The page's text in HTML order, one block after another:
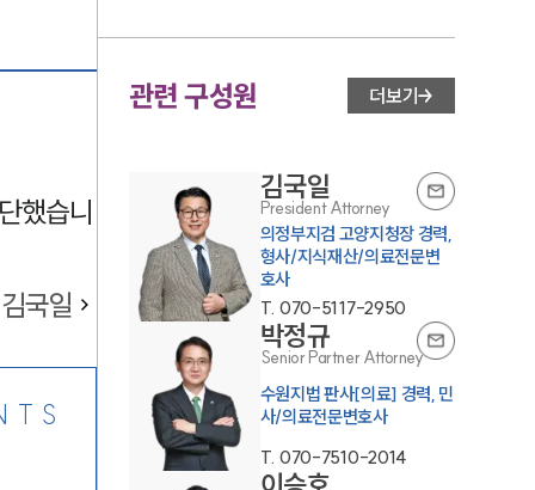
했습니
김국일
관련 구성원 더보기
김국일
President Attorney
의정부지검 고양지청장 경력,
형사/지식재산/의료전문변
호사
T. 070-5117-2950
박정규
Senior Partner Attorney
수원지법 판사[의료] 경력, 민
사/의료전문변호사
T. 070-7510-2014